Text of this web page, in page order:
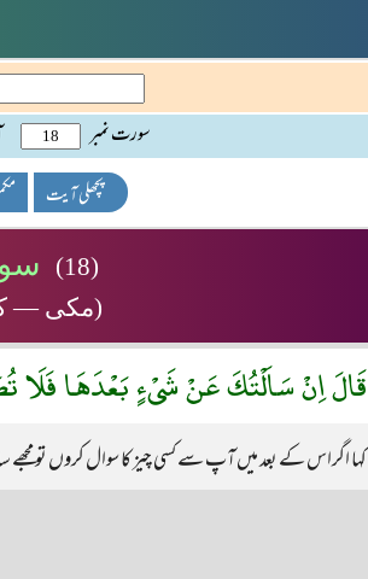
سورت نمبر
پچھلی آیت
(18)
(مکی — کل
قَالَ اِنْ سَاَلْتُكَ عَنْ شَىْءٍ بَعْدَهَا
کہا اگراس کے بعد میں آپ سے کسی چیز کا سوال کروں تو